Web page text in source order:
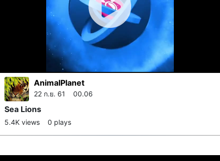
AnimalPlanet
22 ก.ย. 61 00.06
Sea Lions
5.4K views 0 plays